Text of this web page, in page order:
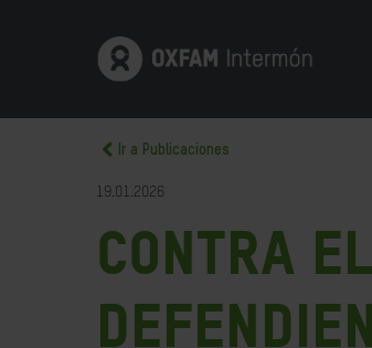
Ir a Publicaciones
19.01.2026
Contra